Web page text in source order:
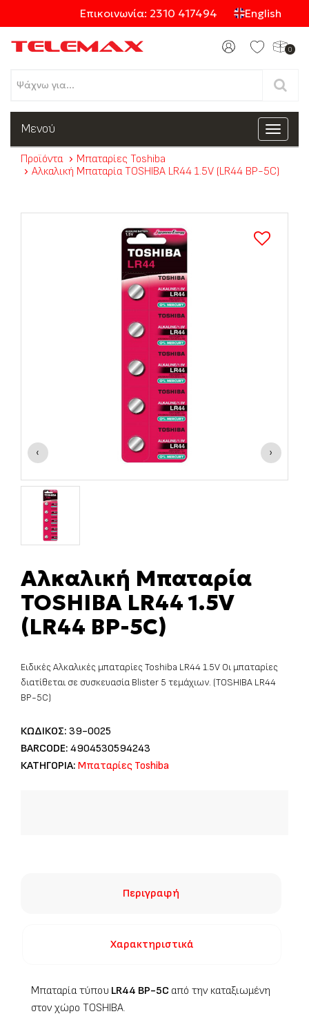
Επικοινωνία: 2310 417494 English
0
Προϊόντα
Κατηγορίες
Toggle
Μενού
Προϊόντα
Μπαταρίες Toshiba
Αλκαλική Μπαταρία TOSHIBA LR44 1.5V (LR44 BP-5C)
‹ ›
Αλκαλική Μπαταρία
TOSHIBA LR44 1.5V
(LR44 BP-5C)
Ειδικές Αλκαλικές μπαταρίες Toshiba LR44 1.5V Οι μπαταρίες
διατίθεται σε συσκευασία Blister 5 τεμάχιων. (TOSHIBA LR44
BP-5C)
ΚΩΔΙΚΟΣ: 39-0025
BARCODE: 4904530594243
ΚΑΤΗΓΟΡΙΑ: Μπαταρίες Toshiba
Περιγραφή
Χαρακτηριστικά
Μπαταρία τύπου LR44 BP-5C από την καταξιωμένη
στον χώρο TOSHIBA.